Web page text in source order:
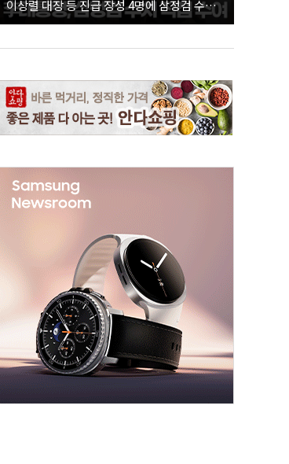
이상렬 대장 등 진급 장성 4명에 삼정검 수치
직접 수여｜26.08.07 장성 진급·삼정검 수치